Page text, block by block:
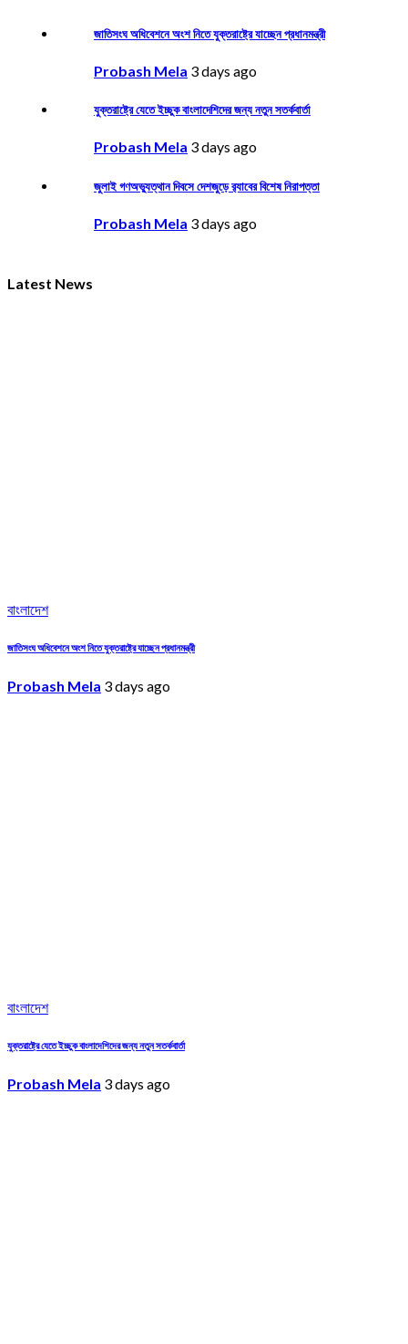
জাতিসংঘ অধিবেশনে অংশ নিতে যুক্তরাষ্ট্রে যাচ্ছেন প্রধানমন্ত্রী
Probash Mela 3 days ago
যুক্তরাষ্ট্রে যেতে ইচ্ছুক বাংলাদেশিদের জন্য নতুন সতর্কবার্তা
Probash Mela 3 days ago
জুলাই গণঅভ্যুত্থান দিবসে দেশজুড়ে র‌্যাবের বিশেষ নিরাপত্তা
Probash Mela 3 days ago
Latest News
বাংলাদেশ
জাতিসংঘ অধিবেশনে অংশ নিতে যুক্তরাষ্ট্রে যাচ্ছেন প্রধানমন্ত্রী
Probash Mela 3 days ago
বাংলাদেশ
যুক্তরাষ্ট্রে যেতে ইচ্ছুক বাংলাদেশিদের জন্য নতুন সতর্কবার্তা
Probash Mela 3 days ago